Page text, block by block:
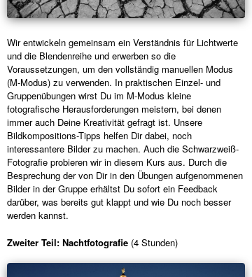
Wir entwickeln gemeinsam ein Verständnis für Lichtwerte
und die Blendenreihe und erwerben so die
Voraussetzungen, um den vollständig manuellen Modus
(M-Modus) zu verwenden. In praktischen Einzel- und
Gruppenübungen wirst Du im M-Modus kleine
fotografische Herausforderungen meistern, bei denen
immer auch Deine Kreativität gefragt ist. Unsere
Bildkompositions-Tipps helfen Dir dabei, noch
interessantere Bilder zu machen. Auch die Schwarzweiß-
Fotografie probieren wir in diesem Kurs aus. Durch die
Besprechung der von Dir in den Übungen aufgenommenen
Bilder in der Gruppe erhältst Du sofort ein Feedback
darüber, was bereits gut klappt und wie Du noch besser
werden kannst.
Zweiter Teil: Nachtfotografie (4 Stunden)